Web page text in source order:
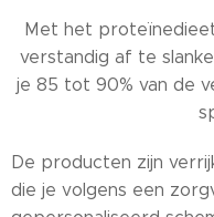
Met het
verstandig af te
je 85 tot 90% van de
De producten zijn
die je volgens een